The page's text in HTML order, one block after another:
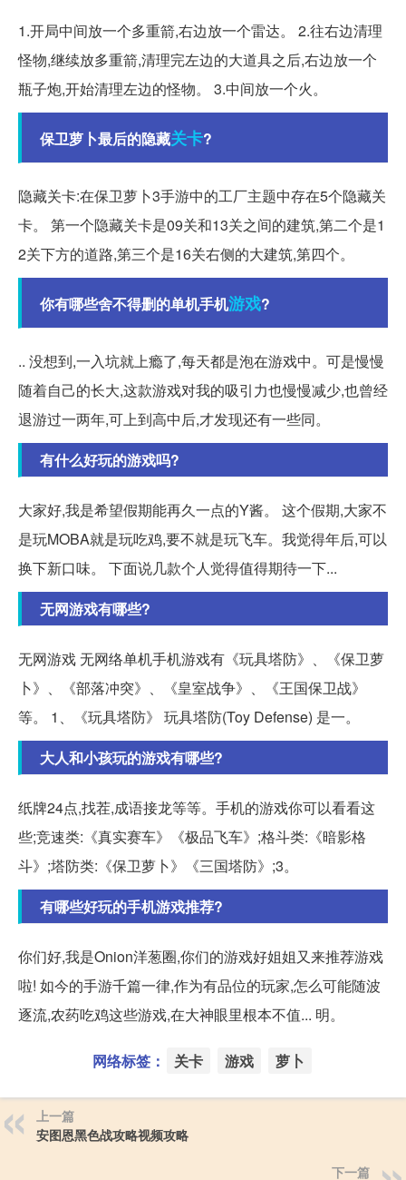
1.开局中间放一个多重箭,右边放一个雷达。 2.往右边清理
怪物,继续放多重箭,清理完左边的大道具之后,右边放一个
瓶子炮,开始清理左边的怪物。 3.中间放一个火。
保卫萝卜最后的隐藏关卡?
隐藏关卡:在保卫萝卜3手游中的工厂主题中存在5个隐藏关
卡。 第一个隐藏关卡是09关和13关之间的建筑,第二个是1
2关下方的道路,第三个是16关右侧的大建筑,第四个。
你有哪些舍不得删的单机手机游戏?
.. 没想到,一入坑就上瘾了,每天都是泡在游戏中。可是慢慢
随着自己的长大,这款游戏对我的吸引力也慢慢减少,也曾经
退游过一两年,可上到高中后,才发现还有一些同。
有什么好玩的游戏吗?
大家好,我是希望假期能再久一点的Y酱。 这个假期,大家不
是玩MOBA就是玩吃鸡,要不就是玩飞车。我觉得年后,可以
换下新口味。 下面说几款个人觉得值得期待一下...
无网游戏有哪些?
无网游戏 无网络单机手机游戏有《玩具塔防》、《保卫萝
卜》、《部落冲突》、《皇室战争》、《王国保卫战》
等。 1、《玩具塔防》 玩具塔防(Toy Defense) 是一。
大人和小孩玩的游戏有哪些?
纸牌24点,找茬,成语接龙等等。手机的游戏你可以看看这
些;竞速类:《真实赛车》《极品飞车》;格斗类:《暗影格
斗》;塔防类:《保卫萝卜》《三国塔防》;3。
有哪些好玩的手机游戏推荐?
你们好,我是Onion洋葱圈,你们的游戏好姐姐又来推荐游戏
啦! 如今的手游千篇一律,作为有品位的玩家,怎么可能随波
逐流,农药吃鸡这些游戏,在大神眼里根本不值... 明。
网络标签： 关卡 游戏 萝卜
上一篇
安图恩黑色战攻略视频攻略
下一篇